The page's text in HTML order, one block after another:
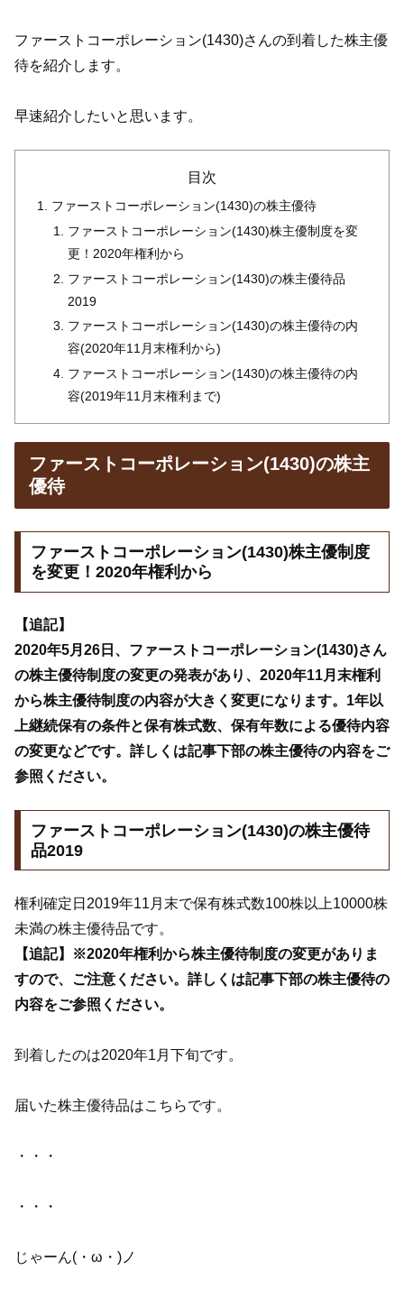
ファーストコーポレーション(1430)さんの到着した株主優
待を紹介します。
早速紹介したいと思います。
目次
ファーストコーポレーション(1430)の株主優待
ファーストコーポレーション(1430)株主優制度を変
更！2020年権利から
ファーストコーポレーション(1430)の株主優待品
2019
ファーストコーポレーション(1430)の株主優待の内
容(2020年11月末権利から)
ファーストコーポレーション(1430)の株主優待の内
容(2019年11月末権利まで)
ファーストコーポレーション(1430)の株主
優待
ファーストコーポレーション(1430)株主優制度
を変更！2020年権利から
【追記】
2020年5月26日、ファーストコーポレーション(1430)さん
の株主優待制度の変更の発表があり、2020年11月末権利
から株主優待制度の内容が大きく変更になります。1年以
上継続保有の条件と保有株式数、保有年数による優待内容
の変更などです。詳しくは記事下部の株主優待の内容をご
参照ください。
ファーストコーポレーション(1430)の株主優待
品2019
権利確定日2019年11月末で保有株式数100株以上10000株
未満の株主優待品です。
【追記】※2020年権利から株主優待制度の変更がありま
すので、ご注意ください。詳しくは記事下部の株主優待の
内容をご参照ください。
到着したのは2020年1月下旬です。
届いた株主優待品はこちらです。
・・・
・・・
じゃーん(・ω・)ノ